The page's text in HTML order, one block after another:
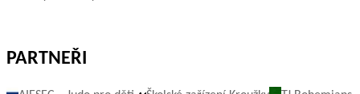
PARTNEŘI